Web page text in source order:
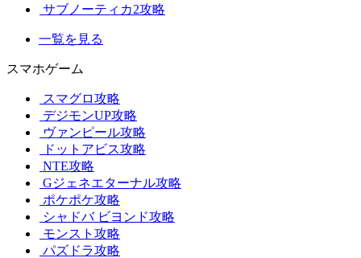
サブノーティカ2攻略
一覧を見る
スマホゲーム
スマグロ攻略
デジモンUP攻略
ヴァンピール攻略
ドットアビス攻略
NTE攻略
Gジェネエターナル攻略
ポケポケ攻略
シャドバ ビヨンド攻略
モンスト攻略
パズドラ攻略